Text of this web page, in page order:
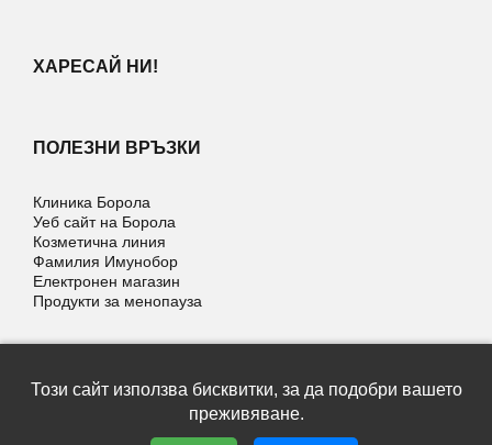
ХАРЕСАЙ НИ!
ПОЛЕЗНИ ВРЪЗКИ
Клиника Борола
Уеб сайт на Борола
Козметична линия
Фамилия Имунобор
Електронен магазин
Продукти за менопауза
Copyright © 2026 | Psoralek | Всички права запазени |
Този сайт използва бисквитки, за да подобри вашето
преживяване.